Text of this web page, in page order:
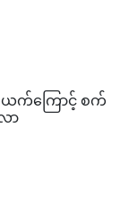
ယက်ကြောင့် စက်
ာ